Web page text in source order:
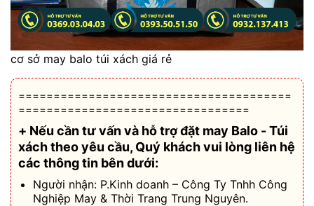
cơ sở may balo túi xách giá rẻ
=======================================
=================================
+ Nếu cần tư vấn và hỗ trợđặt may Balo - Túi
xách theo yêu cầu, Quý khách vui lòng liên hệ
các thông tin bên dưới:
Người nhận: P.Kinh doanh – Công Ty Tnhh Công
Nghiệp May & Thời Trang Trung Nguyên.